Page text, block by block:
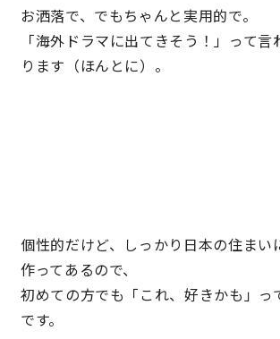
お洒落で、でもちゃんと実用的で。
「海外ドラマに出てきそう！」って
ります（ほんとに）。
個性的だけど、しっかり日本の住まい
作ってあるので、
初めての方でも「これ、好きかも」っ
です。